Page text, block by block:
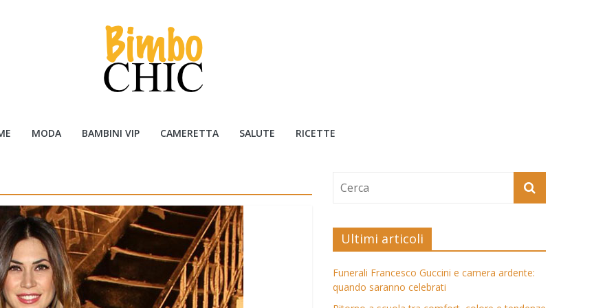
MODA BAMBINI VIP CAMERETTA SALUTE RICETTE
Ultimi articoli
Funerali Francesco Guccini e camera ardente:
quando saranno celebrati